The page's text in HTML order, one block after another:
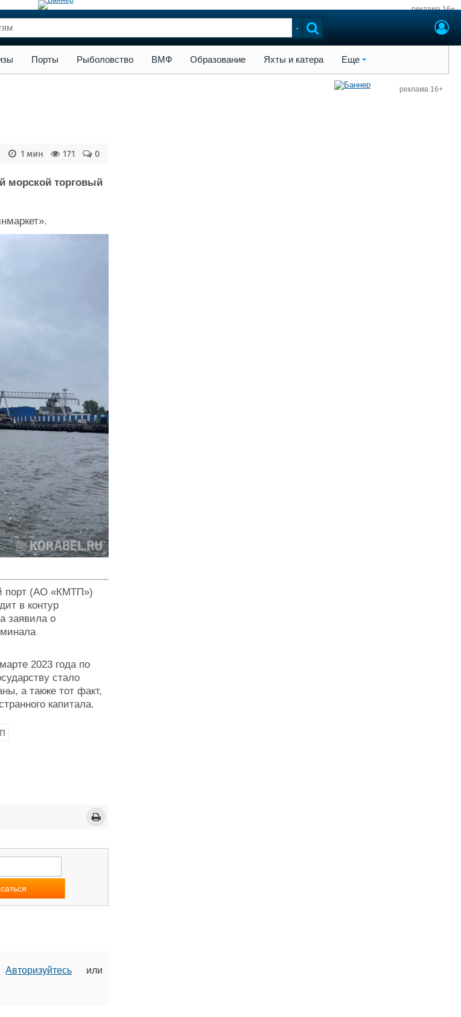
реклама 16+
Флот
Порты Рыболовство ВМФ Образование Яхты и катера Еще
0
171
1 мин
морской торговый
порт (АО «КМТП»)
в контур
заявила о
2023 года по
стало
а также тот факт,
капитала.
Авторизуйтесь или
реклама 16+